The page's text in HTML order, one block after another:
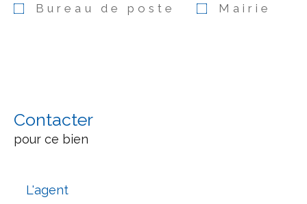
Bureau de poste Mairie
Contacter
pour ce bien
L'agent